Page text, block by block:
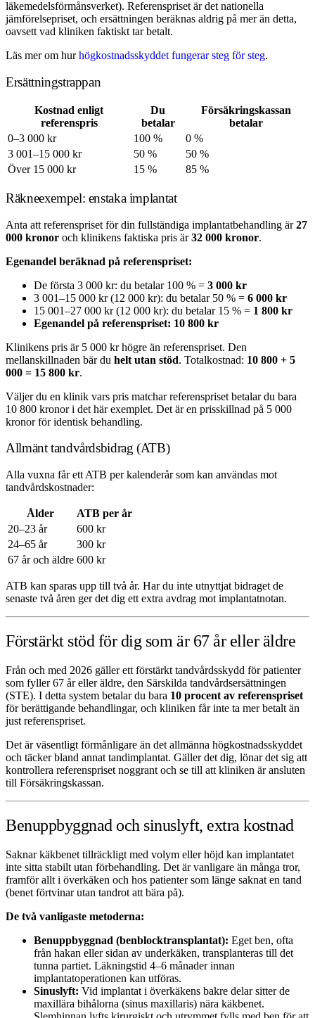
läkemedelsförmånsverket). Referenspriset är det nationella
jämförelsepriset, och ersättningen beräknas aldrig på mer än detta,
oavsett vad kliniken faktiskt tar betalt.
Läs mer om hurhögkostnadsskyddet fungerar steg för steg.
Ersättningstrappan
Kostnad enligt
referenspris
Du
betalar
Försäkringskassan
betalar
0–3 000 kr
100 %
0 %
3 001–15 000 kr
50 %
50 %
Över 15 000 kr
15 % 85 %
Räkneexempel: enstaka implantat
Anta att referenspriset för din fullständiga implantatbehandling är27
000 kronor och klinikens faktiska pris är32 000 kronor.
Egenandel beräknad på referenspriset:
De första 3 000 kr: du betalar 100 % = 3 000 kr
3 001–15 000 kr (12 000 kr): du betalar 50 % = 6 000 kr
15 001–27 000 kr (12 000 kr): du betalar 15 % = 1 800 kr
Egenandel på referenspriset: 10 800 kr
Klinikens pris är 5 000 kr högre än referenspriset. Den
mellanskillnaden bär du helt utan stöd. Totalkostnad: 10 800 + 5
000 = 15 800 kr.
Väljer du en klinik vars pris matchar referenspriset betalar du bara
10 800 kronor i det här exemplet. Det är en prisskillnad på 5 000
kronor för identisk behandling.
Allmänt tandvårdsbidrag (ATB)
Alla vuxna får ett ATB per kalenderår som kan användas mot
tandvårdskostnader:
Ålder
ATB per år
20–23 år
600 kr
24–65 år
300 kr
67 år och äldre 600 kr
ATB kan sparas upp till två år. Har du inte utnyttjat bidraget de
senaste två åren ger det dig ett extra avdrag mot implantatnotan.
Förstärkt stöd för dig som är 67 år eller äldre
Från och med 2026 gäller ett förstärkt tandvårdsskydd för patienter
som fyller 67 år eller äldre, den Särskilda tandvårdsersättningen
(STE). I detta system betalar du bara 10 procent av referenspriset
för berättigande behandlingar, och kliniken får inte ta mer betalt än
just referenspriset.
Det är väsentligt förmånligare än det allmänna högkostnadsskyddet
och täcker bland annat tandimplantat. Gäller det dig, lönar det sig att
kontrollera referenspriset noggrant och se till att kliniken är ansluten
till Försäkringskassan.
Benuppbyggnad och sinuslyft, extra kostnad
Saknar käkbenet tillräckligt med volym eller höjd kan implantatet
inte sitta stabilt utan förbehandling. Det är vanligare än många tror,
framför allt i överkäken och hos patienter som länge saknat en tand
(benet förtvinar utan tandrot att bära på).
De två vanligaste metoderna:
Benuppbyggnad (benblocktransplantat): Eget ben, ofta
från hakan eller sidan av underkäken, transplanteras till det
tunna partiet. Läkningstid 4–6 månader innan
implantatoperationen kan utföras.
Sinuslyft: Vid implantat i överkäkens bakre delar sitter de
maxillära bihålorna (sinus maxillaris) nära käkbenet.